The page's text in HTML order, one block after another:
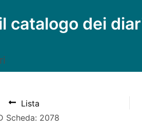
catalogo dei
Lista
Scheda: 2078